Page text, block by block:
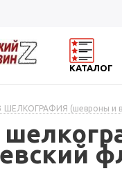
КАТАЛОГ
ШЕЛКОГРАФИЯ (шевроны и